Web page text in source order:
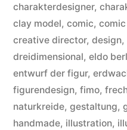
charakterdesigner,
clay model, comic,
creative director, design,
dreidimensional, eldo
entwurf der figur,
figurendesign, fimo,
naturkreide, gestaltung,
handmade, illustration,